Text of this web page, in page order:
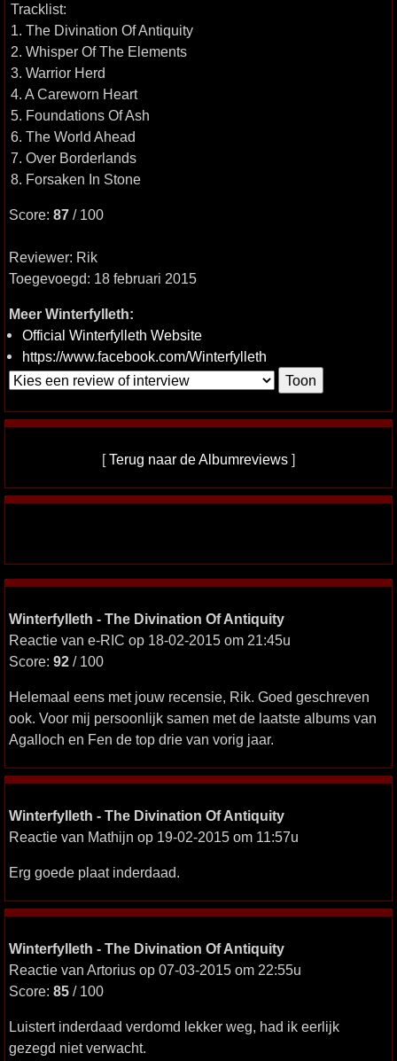
Tracklist:
1. The Divination Of Antiquity
2. Whisper Of The Elements
3. Warrior Herd
4. A Careworn Heart
5. Foundations Of Ash
6. The World Ahead
7. Over Borderlands
8. Forsaken In Stone
Score: 87 / 100
Reviewer: Rik
Toegevoegd: 18 februari 2015
Meer Winterfylleth:
Official Winterfylleth Website
https://www.facebook.com/Winterfylleth
[Terug naar de Albumreviews ]
Winterfylleth - The Divination Of Antiquity
Reactie van e-RIC op 18-02-2015 om 21:45u
Score: 92 / 100
Helemaal eens met jouw recensie, Rik. Goed geschreven
ook. Voor mij persoonlijk samen met de laatste albums van
Agalloch en Fen de top drie van vorig jaar.
Winterfylleth - The Divination Of Antiquity
Reactie van Mathijn op 19-02-2015 om 11:57u
Erg goede plaat inderdaad.
Winterfylleth - The Divination Of Antiquity
Reactie van Artorius op 07-03-2015 om 22:55u
Score: 85 / 100
Luistert inderdaad verdomd lekker weg, had ik eerlijk
gezegd niet verwacht.